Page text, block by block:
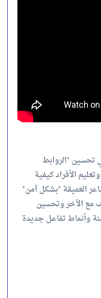
تحسين *الروابط
الأفراد كيفية
العميقة *بشكل آمن*
مع الآخر وتحسين
وأنماط تفاعل جديدة